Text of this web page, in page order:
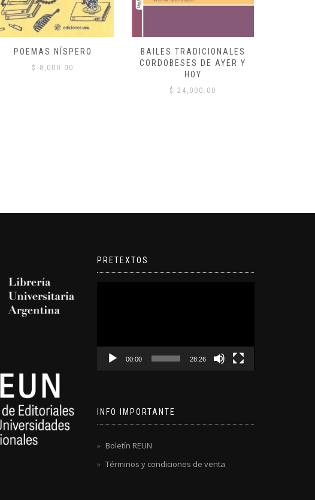
POEMAS NÍSPERO
$ 8,000.00
BAILES TRADICIONALES
CORDOBESES DE AYER Y
HOY
$ 24,000.00
PRETEXTOS
00:00 28:26
INFO IMPORTANTE
Boletín REUN
Términos y condiciones de venta